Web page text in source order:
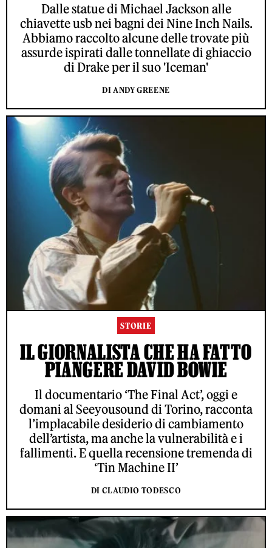
Dalle statue di Michael Jackson alle
chiavette usb nei bagni dei Nine Inch Nails.
Abbiamo raccolto alcune delle trovate più
assurde ispirati dalle tonnellate di ghiaccio
di Drake per il suo 'Iceman'
DI ANDY GREENE
STORIE
IL GIORNALISTA CHE HA FATTO
PIANGERE DAVID BOWIE
Il documentario ‘The Final Act’, oggi e
domani al Seeyousound di Torino, racconta
l’implacabile desiderio di cambiamento
dell’artista, ma anche la vulnerabilità e i
fallimenti. E quella recensione tremenda di
‘Tin Machine II’
DI CLAUDIO TODESCO